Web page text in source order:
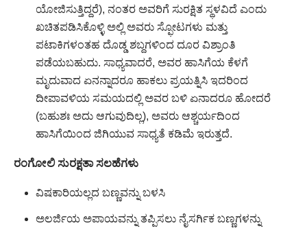
ಯೋಜಿಸುತ್ತಿದ್ದರೆ), ನಂತರ ಅವರಿಗೆ ಸುರಕ್ಷಿತ ಸ್ಥಳವಿದೆ ಎಂದು
ಖಚಿತಪಡಿಸಿಕೊಳ್ಳಿ ಅಲ್ಲಿ ಅವರು ಸ್ಫೋಟಗಳು ಮತ್ತು
ಪಟಾಕಿಗಳಂತಹ ದೊಡ್ಡ ಶಬ್ದಗಳಿಂದ ದೂರ ವಿಶ್ರಾಂತಿ
ಪಡೆಯಬಹುದು. ಸಾಧ್ಯವಾದರೆ, ಅವರ ಹಾಸಿಗೆಯ ಕೆಳಗೆ
ಮೃದುವಾದ ಏನನ್ನಾದರೂ ಹಾಕಲು ಪ್ರಯತ್ನಿಸಿ ಇದರಿಂದ
ದೀಪಾವಳಿಯ ಸಮಯದಲ್ಲಿ ಅವರ ಬಳಿ ಏನಾದರೂ ಹೋದರೆ
(ಬಹುಶಃ ಅದು ಆಗುವುದಿಲ್ಲ), ಅವರು ಆಶ್ಚರ್ಯದಿಂದ
ಹಾಸಿಗೆಯಿಂದ ಜಿಗಿಯುವ ಸಾಧ್ಯತೆ ಕಡಿಮೆ ಇರುತ್ತದೆ.
ರಂಗೋಲಿ ಸುರಕ್ಷತಾ ಸಲಹೆಗಳು
ವಿಷಕಾರಿಯಲ್ಲದ ಬಣ್ಣವನ್ನು ಬಳಸಿ
ಅಲರ್ಜಿಯ ಅಪಾಯವನ್ನು ತಪ್ಪಿಸಲು ನೈಸರ್ಗಿಕ ಬಣ್ಣಗಳನ್ನು